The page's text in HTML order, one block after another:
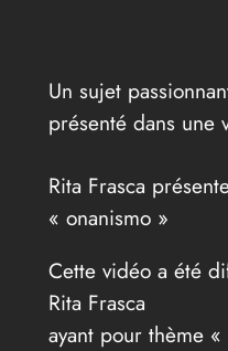
Un sujet
présenté dans une
Rita Frasca
« onanismo »
Cette vidéo a été
Rita Frasca
ayant pour thème